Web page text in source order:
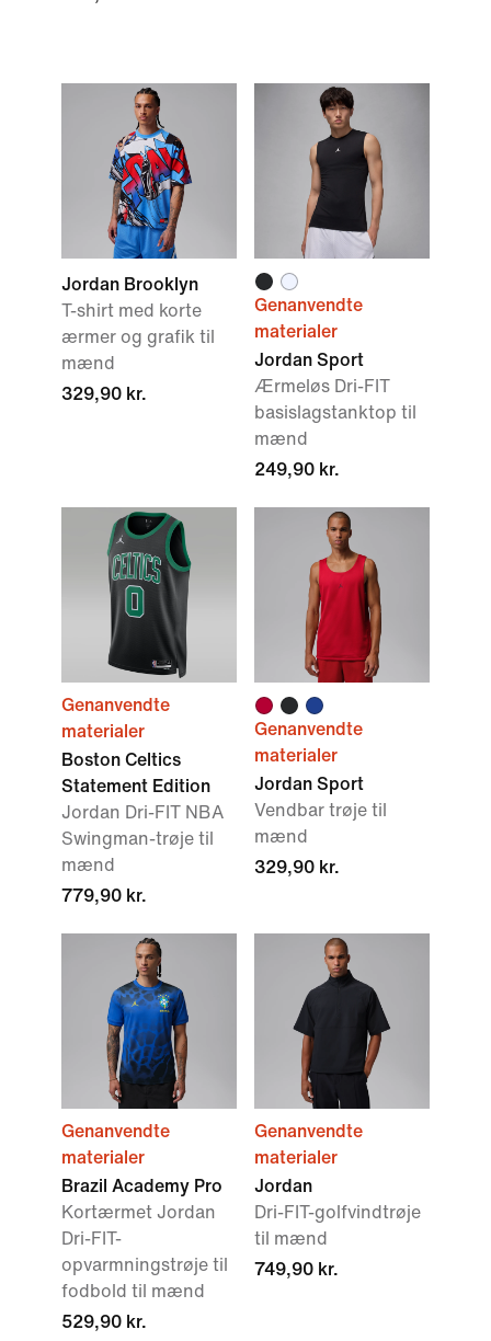
Jordan Brooklyn
T-shirt med korte
ærmer og grafik til
mænd
329,90 kr.
Genanvendte
materialer
Jordan Sport
Ærmeløs Dri-FIT
basislagstanktop til
mænd
249,90 kr.
Genanvendte
materialer
Boston Celtics
Statement Edition
Jordan Dri-FIT NBA
Swingman-trøje til
mænd
779,90 kr.
Genanvendte
materialer
Jordan Sport
Vendbar trøje til
mænd
329,90 kr.
Genanvendte
materialer
Brazil Academy Pro
Kortærmet Jordan
Dri-FIT-
opvarmningstrøje til
fodbold til mænd
529,90 kr.
Genanvendte
materialer
Jordan
Dri-FIT-golfvindtrøje
til mænd
749,90 kr.